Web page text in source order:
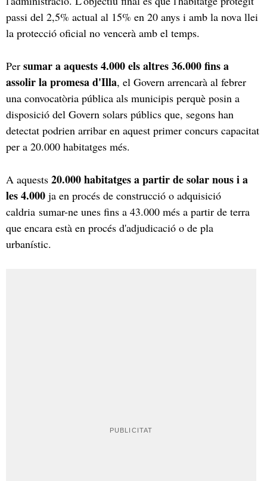
passi del 2,5% actual al 15% en 20 anys i amb la nova llei
la protecció oficial no vencerà amb el temps.
Per sumar a aquests 4.000 els altres 36.000 fins a
assolir la promesa d'Illa, el Govern arrencarà al febrer
una convocatòria pública als municipis perquè posin a
disposició del Govern solars públics que, segons han
detectat podrien arribar en aquest primer concurs capacitat
per a 20.000 habitatges més.
A aquests 20.000 habitatges a partir de solar nous i a
les 4.000 ja en procés de construcció o adquisició
caldria sumar-ne unes fins a 43.000 més a partir de terra
que encara està en procés d'adjudicació o de pla
urbanístic.